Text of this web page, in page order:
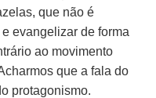
que não é
evangelizar de forma
ao movimento
que a fala do
protagonismo.